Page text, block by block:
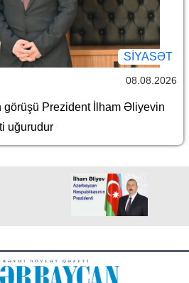
SİYASƏT
08.08.2026
görüşü Prezident İlham Əliyevin
uğurudur